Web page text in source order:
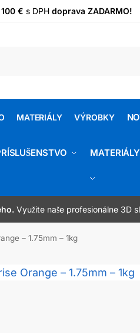
€ s DPHdoprava ZADARMO!
MATERIÁLY VÝROBKY
MATERIÁLY
Využite naše profesionálne 3D
nad 100 € s DPH
– 1.75mm – 1kg